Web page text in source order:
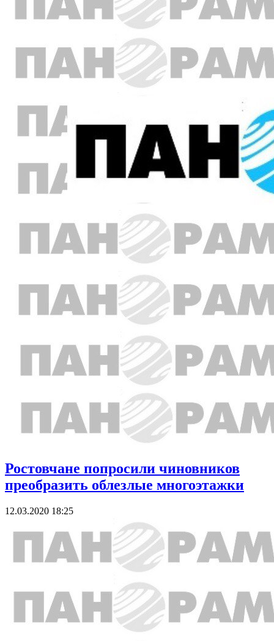
Ростовчане попросили чиновников
преобразить облезлые многоэтажки
12.03.2020 18:25